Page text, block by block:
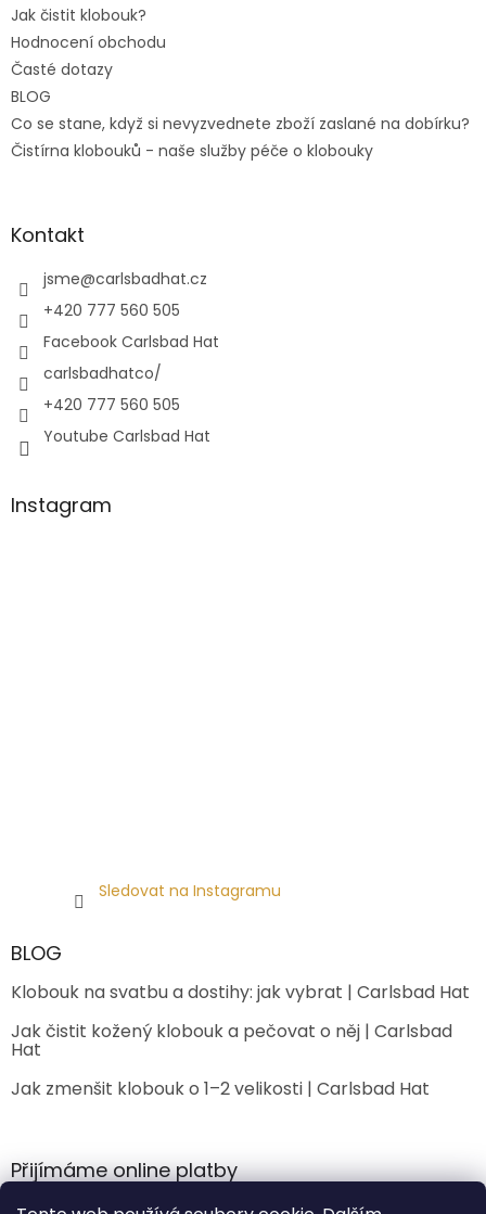
Jak čistit klobouk?
Hodnocení obchodu
Časté dotazy
BLOG
Co se stane, když si nevyzvednete zboží zaslané na dobírku?
Čistírna klobouků - naše služby péče o klobouky
Kontakt
jsme@carlsbadhat.cz
+420 777 560 505
Facebook Carlsbad Hat
carlsbadhatco/
+420 777 560 505
Youtube Carlsbad Hat
Instagram
Sledovat na Instagramu
BLOG
Klobouk na svatbu a dostihy: jak vybrat | Carlsbad Hat
Jak čistit kožený klobouk a pečovat o něj | Carlsbad
Hat
Jak zmenšit klobouk o 1–2 velikosti | Carlsbad Hat
Přijímáme online platby